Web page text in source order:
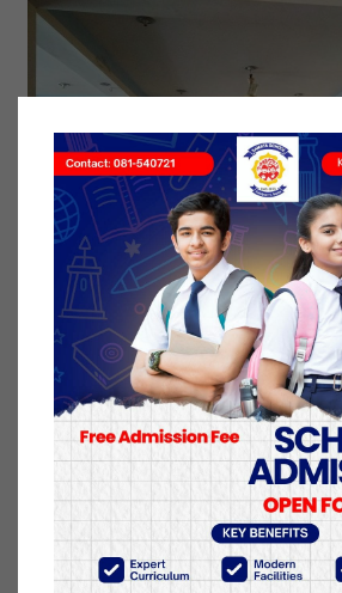
कार्यक्रममा प्रमुख अथिति बैजनाथ
शारदा रेग्मी विकले न्यायिक सुधार र
श्रोत साधनको उपभोग गर्दै
सम्पादन गरेको